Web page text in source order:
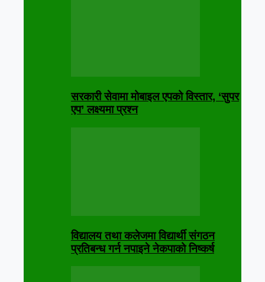
सरकारी सेवामा मोबाइल एपको विस्तार, ‘सुपर
एप’ लक्ष्यमा प्रश्न
विद्यालय तथा कलेजमा विद्यार्थी संगठन
प्रतिबन्ध गर्न नपाइने नेकपाको निष्कर्ष